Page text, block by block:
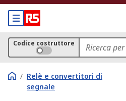
Codice costruttore
/ Relè e convertitori di
segnale